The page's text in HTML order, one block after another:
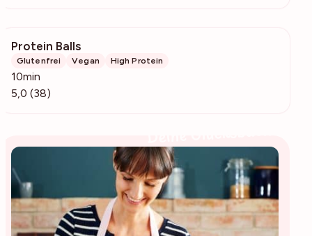
Protein Balls
Glutenfrei Vegan High Protein
10min
5,0 (38)